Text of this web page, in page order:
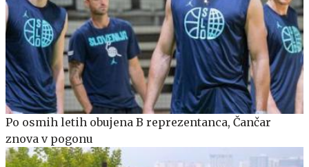
Po osmih letih obujena B reprezentanca, Čančar
znova v pogonu